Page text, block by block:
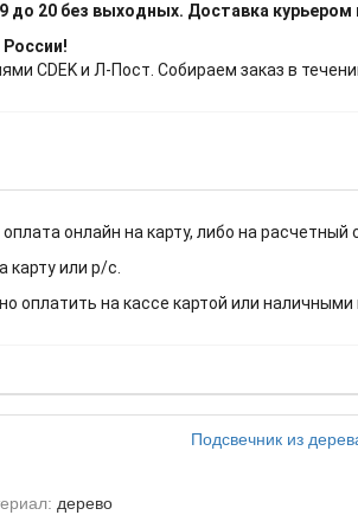
до 20 без выходных. Доставка
CDEK и Л-Пост. Собираем заказ в
онлайн на карту, либо на
карту или р/с.
оплатить на кассе картой или наличными
дерево